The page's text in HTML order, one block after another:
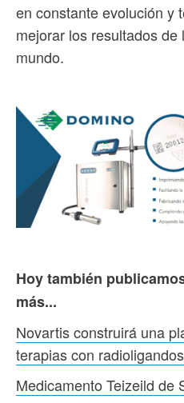
en constante evolución y
mejorar los resultados
mundo.
Hoy también
más...
Novartis construirá una
terapias con
Medicamento Teizeild de